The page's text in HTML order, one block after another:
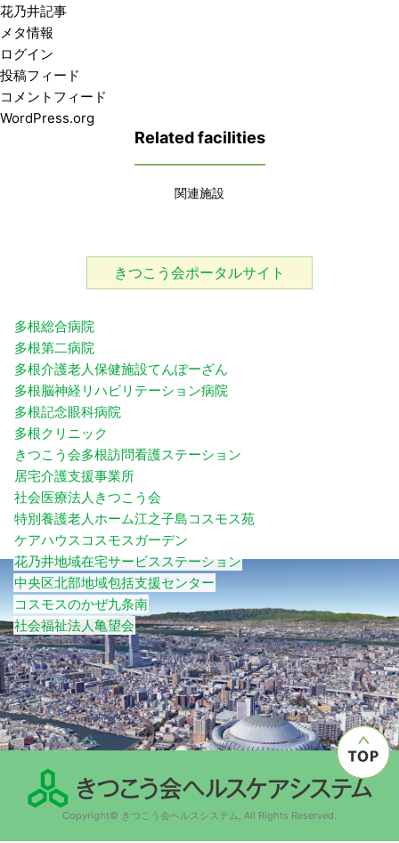
花乃井記事
メタ情報
ログイン
投稿フィード
コメントフィード
WordPress.org
Related facilities
関連施設
きつこう会ポータルサイト
多根総合病院
多根第二病院
多根介護老人保健施設てんぽーざん
多根脳神経リハビリテーション病院
多根記念眼科病院
多根クリニック
きつこう会多根訪問看護ステーション
居宅介護支援事業所
社会医療法人きつこう会
特別養護老人ホーム江之子島コスモス苑
ケアハウスコスモスガーデン
花乃井地域在宅サービスステーション
中央区北部地域包括支援センター
コスモスのかぜ九条南
社会福祉法人亀望会
Copyright© きつこう会ヘルスシステム, All Rights Reserved.